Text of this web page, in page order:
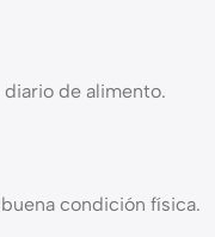
de alimento.
condición física.